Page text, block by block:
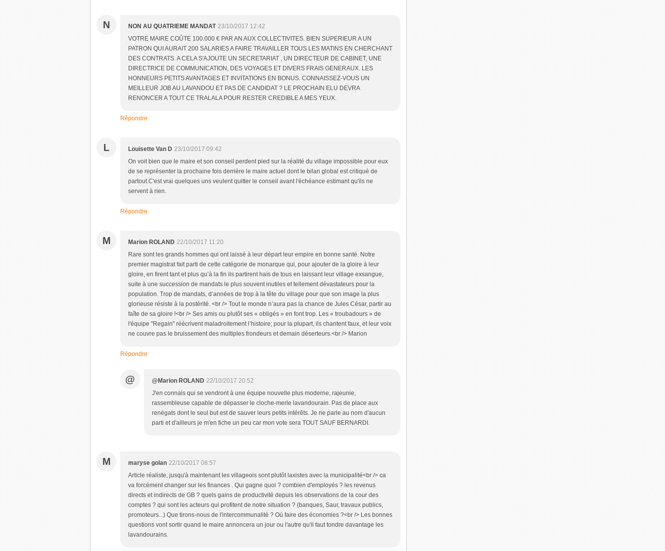
N NON AU QUATRIEME MANDAT 23/10/2017 12:42
VOTRE MAIRE COÛTE 100.000 € PAR AN AUX COLLECTIVITES. BIEN SUPERIEUR A UN
PATRON QUI AURAIT 200 SALARIES A FAIRE TRAVAILLER TOUS LES MATINS EN CHERCHANT
DES CONTRATS. A CELA S'AJOUTE UN SECRETARIAT , UN DIRECTEUR DE CABINET, UNE
DIRECTRICE DE COMMUNICATION, DES VOYAGES ET DIVERS FRAIS GENERAUX. LES
HONNEURS PETITS AVANTAGES ET INVITATIONS EN BONUS. CONNAISSEZ-VOUS UN
MEILLEUR JOB AU LAVANDOU ET PAS DE CANDIDAT ? LE PROCHAIN ELU DEVRA
RENONCER A TOUT CE TRALALA POUR RESTER CREDIBLE A MES YEUX.
Répondre
L Louisette Van D 23/10/2017 09:42
On voit bien que le maire et son conseil perdent pied sur la réalité du village impossible pour eux
de se représenter la prochaine fois derrière le maire actuel dont le bilan global est critiqué de
partout.C'est vrai quelques uns veulent quitter le conseil avant l'échéance estimant qu'ils ne
servent à rien.
Répondre
M Marion ROLAND 22/10/2017 11:20
Rare sont les grands hommes qui ont laissé à leur départ leur empire en bonne santé. Notre
premier magistrat fait parti de cette catégorie de monarque qui, pour ajouter de la gloire à leur
gloire, en firent tant et plus qu’à la fin ils partirent haïs de tous en laissant leur village exsangue,
suite à une succession de mandats le plus souvent inutiles et tellement dévastateurs pour la
population. Trop de mandats, d’années de trop à la tête du village pour que son image la plus
glorieuse résiste à la postérité. <br /> Tout le monde n’aura pas la chance de Jules César, partir au
faîte de sa gloire !<br /> Ses amis ou plutôt ses « obligés » en font trop. Les « troubadours » de
l'équipe "Regain" réécrivent maladroitement l’histoire; pour la plupart, ils chantent faux, et leur voix
ne couvre pas le bruissement des multiples frondeurs et demain déserteurs.<br /> Marion
Répondre
@ @Marion ROLAND 22/10/2017 20:52
J'en connais qui se vendront à une équipe nouvelle plus moderne, rajeunie,
rassembleuse capable de dépasser le cloche-merle lavandourain. Pas de place aux
renégats dont le seul but est de sauver leurs petits intérêts. Je ne parle au nom d'aucun
parti et d'ailleurs je m'en fiche un peu car mon vote sera TOUT SAUF BERNARDI.
M maryse golan 22/10/2017 08:57
Article réaliste, jusqu'à maintenant les villageois sont plutôt laxistes avec la municipalité<br /> ca
va forcément changer sur les finances . Qui gagne quoi ? combien d'employés ? les revenus
directs et indirects de GB ? quels gains de productivité depuis les observations de la cour des
comptes ? qui sont les acteurs qui profitent de notre situation ? (banques, Saur, travaux publics,
promoteurs...) Que tirons-nous de l'intercommunalité ? Où faire des économies ?<br /> Les bonnes
questions vont sortir quand le maire annoncera un jour ou l'autre qu'il faut tondre davantage les
lavandourains.